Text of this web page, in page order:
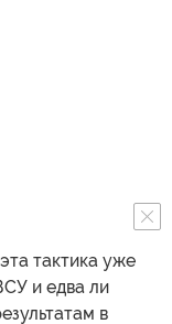
тактика уже
и едва ли
в